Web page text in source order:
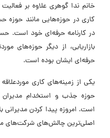
خانم ندا گوهری علاوه بر
کاری در حوزه‌هایی مانند حوزه
در کارنامه حرفه‌ای خود است.
بازاریابی، از دیگر حوزه‌های
حرفه‌ای ایشان بوده است.
یکی از زمینه‌های کاری
حوزه جذب و استخدام مدیران
است. امروزه پیدا کردن مدیرانی
اصلی‌ترین چالش‌های شرکت‌های